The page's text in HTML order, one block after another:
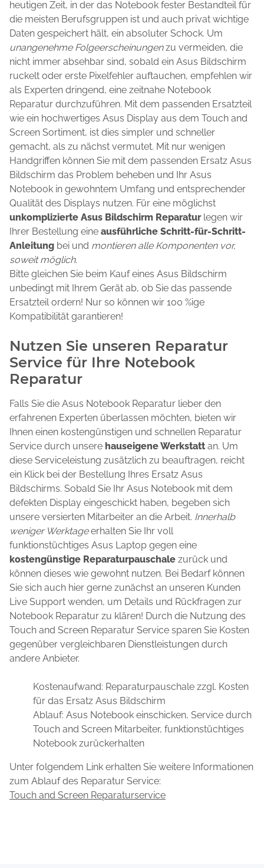
heutigen Zeit, in der das Notebook fester Bestandteil für
die meisten Berufsgruppen ist und auch privat wichtige
Daten gespeichert hält, ein absoluter Schock. Um
unangenehme Folgeerscheinungenzu vermeiden, die
nicht immer absehbar sind, sobald ein Asus Bildschirm
ruckelt oder erste Pixelfehler auftauchen, empfehlen wir
als Experten dringend, eine zeitnahe Notebook
Reparatur durchzuführen. Mit dem passenden Ersatzteil
wie ein hochwertiges Asus Display aus dem Touch and
Screen Sortiment, ist dies simpler und schneller
gemacht, als zu nächst vermutet. Mit nur wenigen
Handgriffen können Sie mit dem passenden Ersatz Asus
Bildschirm das Problem beheben und Ihr Asus
Notebook in gewohntem Umfang und entsprechender
Qualität des Displays nutzen. Für eine möglichst
unkomplizierte Asus Bildschirm Reparaturlegen wir
Ihrer Bestellung eine ausführliche Schritt-für-Schritt-
Anleitung bei und montieren alle Komponenten vor,
soweit möglich.
Bitte gleichen Sie beim Kauf eines Asus Bildschirm
unbedingt mit Ihrem Gerät ab, ob Sie das passende
Ersatzteil ordern! Nur so können wir 100 %ige
Kompatibilität garantieren!
Nutzen Sie unseren Reparatur
Service für Ihre Notebook
Reparatur
Falls Sie die Asus Notebook Reparatur lieber den
erfahrenen Experten überlassen möchten, bieten wir
Ihnen einen kostengünstigen und schnellen Reparatur
Service durch unsere hauseigene Werkstatt an. Um
diese Serviceleistung zusätzlich zu beauftragen, reicht
ein Klick bei der Bestellung Ihres Ersatz Asus
Bildschirms. Sobald Sie Ihr Asus Notebook mit dem
defekten Display eingeschickt haben, begeben sich
unsere versierten Mitarbeiter an die Arbeit. Innerhalb
weniger Werktageerhalten Sie Ihr voll
funktionstüchtiges Asus Laptop gegen eine
kostengünstige Reparaturpauschale zurück und
können dieses wie gewohnt nutzen. Bei Bedarf können
Sie sich auch hier gerne zunächst an unseren Kunden
Live Support wenden, um Details und Rückfragen zur
Notebook Reparatur zu klären! Durch die Nutzung des
Touch and Screen Reparatur Service sparen Sie Kosten
gegenüber vergleichbaren Dienstleistungen durch
andere Anbieter.
Kostenaufwand: Reparaturpauschale zzgl. Kosten
für das Ersatz Asus Bildschirm
Ablauf: Asus Notebook einschicken, Service durch
Touch and Screen Mitarbeiter, funktionstüchtiges
Notebook zurückerhalten
Unter folgendem Link erhalten Sie weitere Informationen
zum Ablauf des Reparatur Service:
Touch and Screen Reparaturservice